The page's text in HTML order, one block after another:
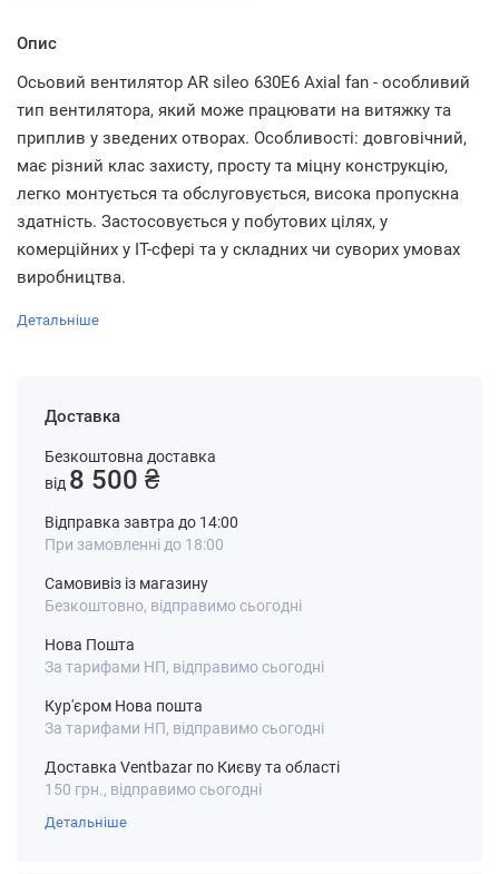
Опис
Осьовий вентилятор AR sileo 630E6 Axial fan - особливий
тип вентилятора, який може працювати на витяжку та
приплив у зведених отворах. Особливості: довговічний,
має різний клас захисту, просту та міцну конструкцію,
легко монтується та обслуговується, висока пропускна
здатність. Застосовується у побутових цілях, у
комерційних у IT-сфері та у складних чи суворих умовах
виробництва.
Детальніше
Доставка
Безкоштовна доставка
від 8 500 ₴
Відправка завтра до 14:00
При замовленні до 18:00
Самовивіз із магазину
Безкоштовно, відправимо сьогодні
Нова Пошта
За тарифами НП, відправимо сьогодні
Кур'єром Нова пошта
За тарифами НП, відправимо сьогодні
Доставка Ventbazar по Києву та області
150 грн., відправимо сьогодні
Детальніше